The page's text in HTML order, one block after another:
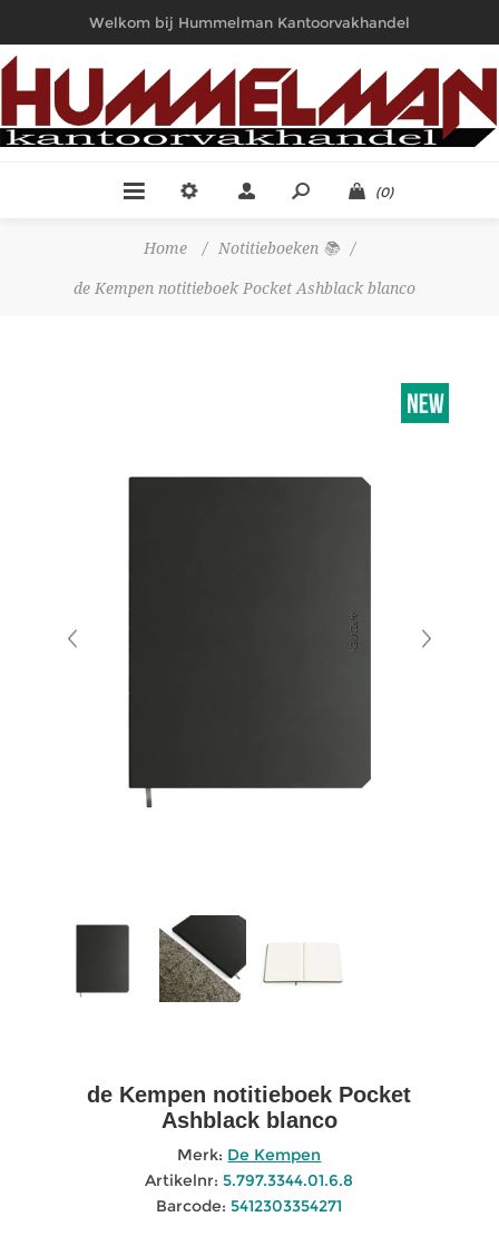
Welkom bij Hummelman Kantoorvakhandel
(0)
Home / Notitieboeken 📚 /
de Kempen notitieboek Pocket Ashblack blanco
de Kempen notitieboek Pocket
Ashblack blanco
Merk: De Kempen
Artikelnr: 5.797.3344.01.6.8
Barcode: 5412303354271